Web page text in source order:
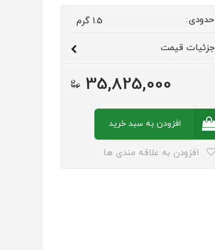
حدودی:
1.5 گرم
جزئیات قیمت
35,825,000
افزودن به سبدخرید
افزودن به علاقه مندی ها